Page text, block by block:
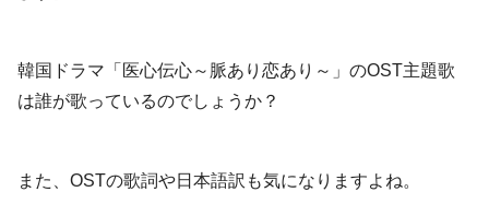
韓国ドラマ「医心伝心～脈あり恋あり～」のOST主題歌
は誰が歌っているのでしょうか？
また、OSTの歌詞や日本語訳も気になりますよね。